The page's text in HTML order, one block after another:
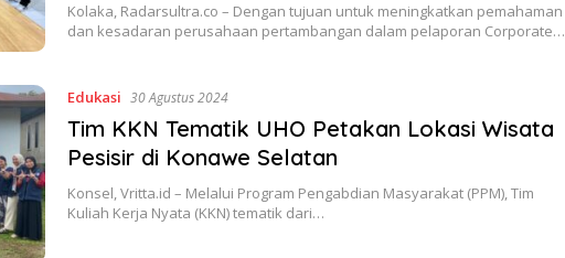
Kolaka, Radarsultra.co – Dengan tujuan untuk meningkatkan pemahaman
dan kesadaran perusahaan pertambangan dalam pelaporan Corporate…
Edukasi 30 Agustus 2024
Tim KKN Tematik UHO Petakan Lokasi Wisata
Pesisir di Konawe Selatan
Konsel, Vritta.id – Melalui Program Pengabdian Masyarakat (PPM), Tim
Kuliah Kerja Nyata (KKN) tematik dari…